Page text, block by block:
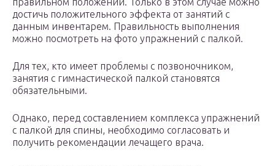
достичь положительного эффекта от занятий с
данным инвентарем. Правильность выполнения
можно посмотреть на фото упражнений с палкой.
Для тех, кто имеет проблемы с позвоночником,
занятия с гимнастической палкой становятся
обязательными.
Однако, перед составлением комплекса упражнений
с палкой для спины, необходимо согласовать и
получить рекомендации лечащего врача.